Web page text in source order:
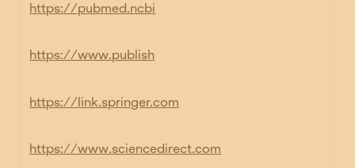
https://pubmed.ncbi
https://www.publish
https://link.springer.com
https://www.sciencedirect.com